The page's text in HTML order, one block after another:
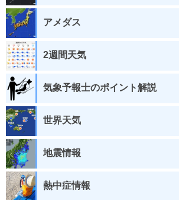
アメダス
2週間天気
気象予報士のポイント解説
世界天気
地震情報
熱中症情報